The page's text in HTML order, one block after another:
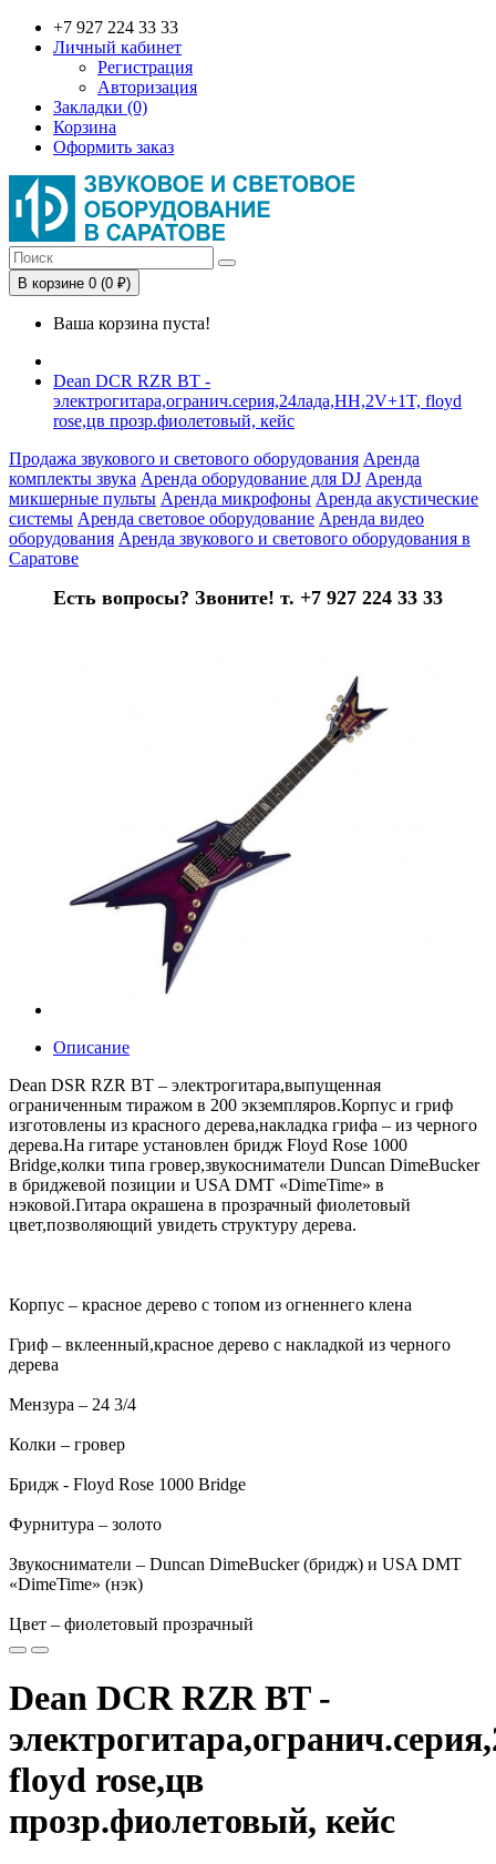
+7 927 224 33 33
Личный кабинет
Регистрация
Авторизация
Закладки (0)
Корзина
Оформить заказ
В корзине 0 (0 ₽)
Ваша корзина пуста!
Dean DCR RZR BT -
электрогитара,огранич.серия,24лада,HH,2V+1T, floyd
rose,цв прозр.фиолетовый, кейс
Продажа звукового и светового оборудования Аренда
комплекты звука Аренда оборудование для DJ Аренда
микшерные пульты Аренда микрофоны Аренда акустические
системы Аренда световое оборудование Аренда видео
оборудования Аренда звукового и светового оборудования в
Саратове
Есть вопросы? Звоните! т. +7 927 224 33 33
Описание
Dean DSR RZR BT – электрогитара,выпущенная
ограниченным тиражом в 200 экземпляров.Корпус и гриф
изготовлены из красного дерева,накладка грифа – из черного
дерева.На гитаре установлен бридж Floyd Rose 1000
Bridge,колки типа гровер,звукосниматели Duncan DimeBucker
в бриджевой позиции и USA DMT «DimeTime» в
нэковой.Гитара окрашена в прозрачный фиолетовый
цвет,позволяющий увидеть структуру дерева.
Корпус – красное дерево с топом из огненнего клена
Гриф – вклеенный,красное дерево с накладкой из черного
дерева
Мензура – 24 3/4
Колки – гровер
Бридж - Floyd Rose 1000 Bridge
Фурнитура – золото
Звукосниматели – Duncan DimeBucker (бридж) и USA DMT
«DimeTime» (нэк)
Цвет – фиолетовый прозрачный
Dean DCR RZR BT -
floyd rose,цв
прозр.фиолетовый, кейс